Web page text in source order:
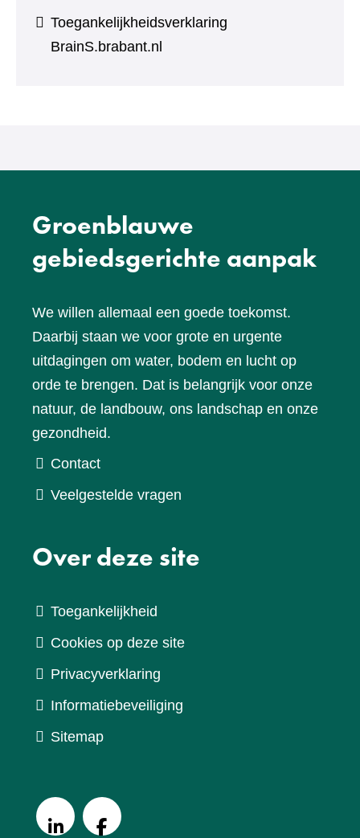
Toegankelijkheidsverklaring
BrainS.brabant.nl
Groenblauwe
gebiedsgerichte aanpak
We willen allemaal een goede toekomst.
Daarbij staan we voor grote en urgente
uitdagingen om water, bodem en lucht op
orde te brengen. Dat is belangrijk voor onze
natuur, de landbouw, ons landschap en onze
gezondheid.
Contact
Veelgestelde vragen
Over deze site
Toegankelijkheid
Cookies op deze site
Privacyverklaring
Informatiebeveiliging
Sitemap